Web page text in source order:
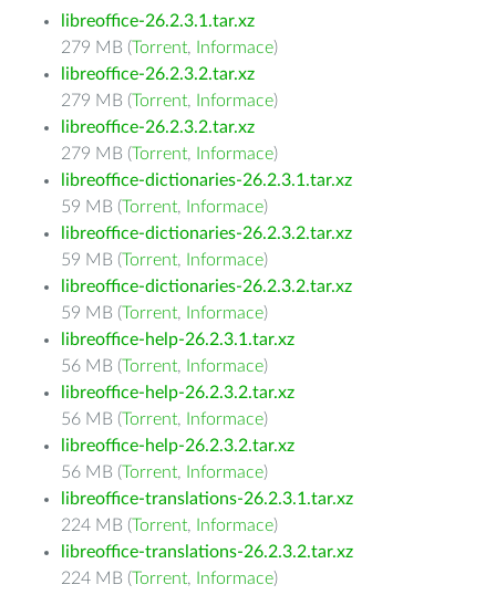
libreoffice-26.2.3.1.tar.xz
279 MB (Torrent, Informace)
libreoffice-26.2.3.2.tar.xz
279 MB (Torrent, Informace)
libreoffice-26.2.3.2.tar.xz
279 MB (Torrent, Informace)
libreoffice-dictionaries-26.2.3.1.tar.xz
59 MB (Torrent, Informace)
libreoffice-dictionaries-26.2.3.2.tar.xz
59 MB (Torrent, Informace)
libreoffice-dictionaries-26.2.3.2.tar.xz
59 MB (Torrent, Informace)
libreoffice-help-26.2.3.1.tar.xz
56 MB (Torrent, Informace)
libreoffice-help-26.2.3.2.tar.xz
56 MB (Torrent, Informace)
libreoffice-help-26.2.3.2.tar.xz
56 MB (Torrent, Informace)
libreoffice-translations-26.2.3.1.tar.xz
224 MB (Torrent, Informace)
libreoffice-translations-26.2.3.2.tar.xz
224 MB (Torrent, Informace)